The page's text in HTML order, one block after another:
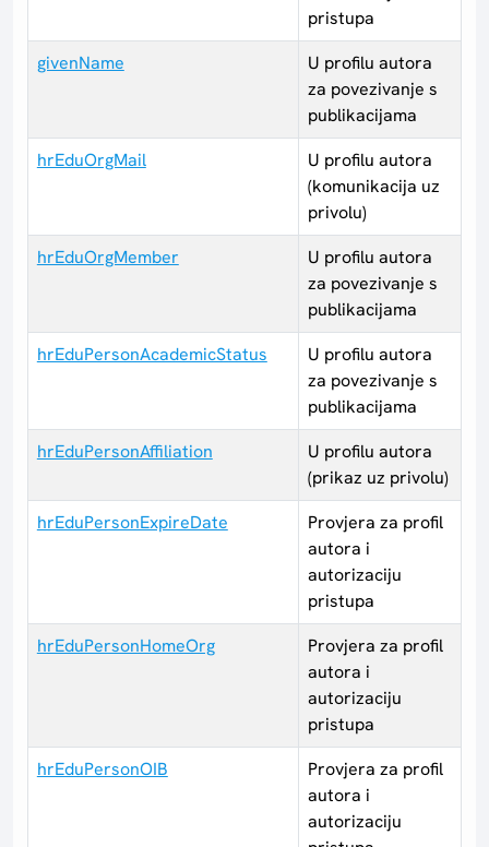
pristupa
givenName
U profilu autora
za povezivanje s
publikacijama
hrEduOrgMail
U profilu autora
(komunikacija uz
privolu)
hrEduOrgMember
U profilu autora
za povezivanje s
publikacijama
hrEduPersonAcademicStatus
U profilu autora
za povezivanje s
publikacijama
hrEduPersonAffiliation
U profilu autora
(prikaz uz privolu)
hrEduPersonExpireDate
Provjera za profil
autora i
autorizaciju
pristupa
hrEduPersonHomeOrg
Provjera za profil
autora i
autorizaciju
pristupa
hrEduPersonOIB
Provjera za profil
autora i
autorizaciju